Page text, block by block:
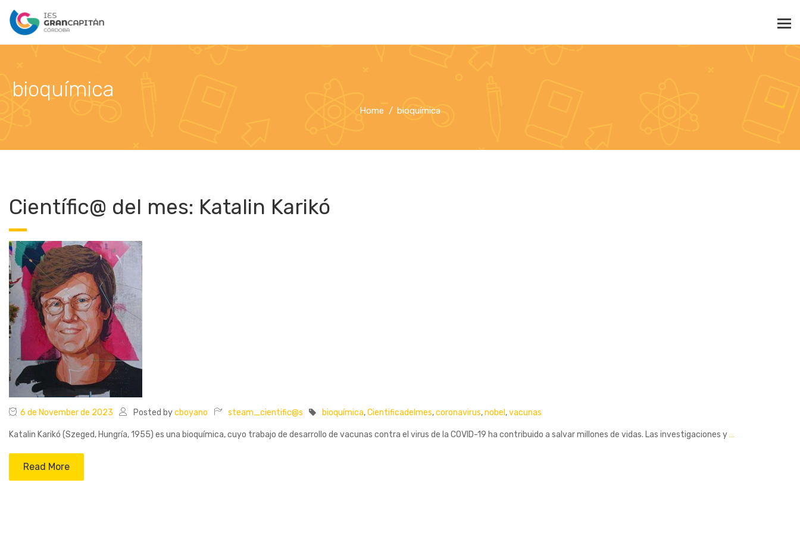
bioquímica
Home bioquímica
Científic@ del mes: Katalin Karikó
6 de November de 2023 Posted bycboyano steam_cientific@s bioquímica,Cientificadelmes,coronavirus,nobel ,vacunas
Katalin Karikó (Szeged, Hungría, 1955) es una bioquímica, cuyo trabajo de desarrollo de vacunas contra el virus de la COVID-19 ha contribuido a salvar millones de vidas. Las investigaciones y…
Read More